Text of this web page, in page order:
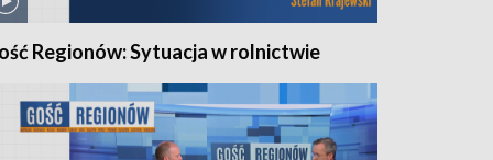
Regionów: Sytuacja w rolnictwie